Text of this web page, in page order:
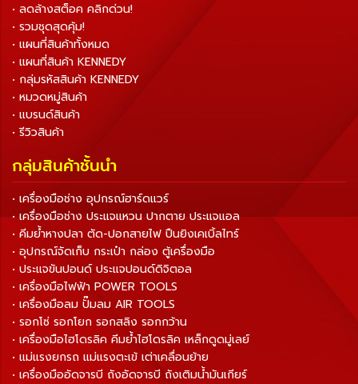
• ลดล้างสต็อค คลิกด่วน!
• รวมชุดสุดคุ้ม!
• แผนที่สินค้าทั้งหมด
• แผนที่สินค้า KENNEDY
• กลุ่มรหัสสินค้า KENNEDY
• หมวดหมู่สินค้า
• แบรนด์สินค้า
• รีวิวสินค้า
กลุ่มสินค้าชั้นนำ
• เครื่องมือช่าง อุปกรณ์ฮาร์ดแวร์
• เครื่องมือช่าง ประแจแหวน ปากตาย ประแจแอล
• คีมย้ำหางปลา ตัด-ปอกสายไฟ ปืนยิงเคเบิ้ลไทร์
• อุปกรณ์จัดเก็บ กระเป๋า กล่อง ตู้เครื่องมือ
• ประแจขันปอนด์ ประแจปอนด์ดิจิตอล
• เครื่องมือไฟฟ้า POWER TOOLS
• เครื่องมือลม ปั๊มลม AIR TOOLS
• รอกโซ่ รอกโยก รอกสลิง รอกกว้าน
• เครื่องมือไฮโดรลิค คีมย้ำไฮโดรลิค เหล็กดูดมู่เลย์
• แม่แรงยกรถ แม่แรงตะเข้ เต่าเคลื่อนย้าย
• เครื่องมืออัดจารบี ถังอัดจารบี ถังเติมน้ำมันเกียร์